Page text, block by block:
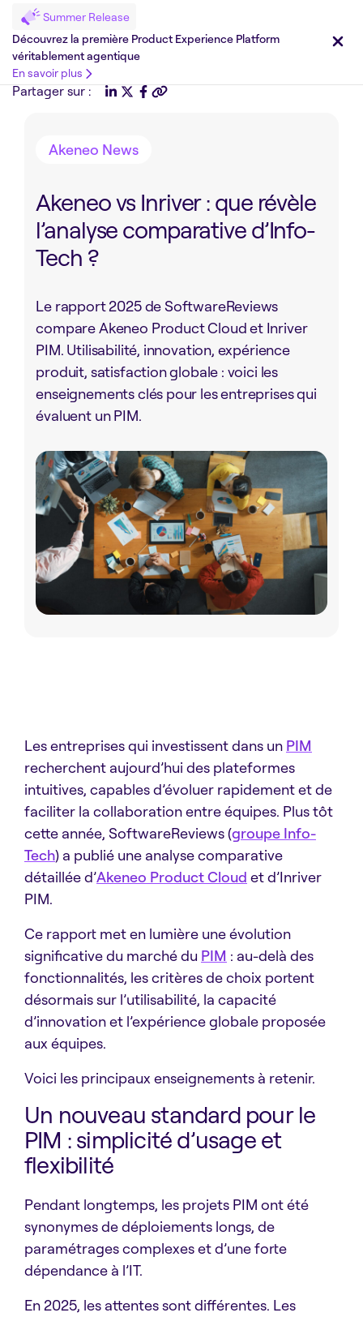
Summer Release
Découvrez la première Product Experience Platform
véritablement agentique
En savoir plus
Partager sur :
Akeneo News
Akeneo vs Inriver : que révèle
l’analyse comparative d’Info-
Tech ?
Le rapport 2025 de SoftwareReviews
compare Akeneo Product Cloud et Inriver
PIM. Utilisabilité, innovation, expérience
produit, satisfaction globale : voici les
enseignements clés pour les entreprises qui
évaluent un PIM.
Les entreprises qui investissent dans un PIM
recherchent aujourd’hui des plateformes
intuitives, capables d’évoluer rapidement et de
faciliter la collaboration entre équipes. Plus tôt
cette année, SoftwareReviews (groupe Info-
Tech) a publié une analyse comparative
détaillée d’Akeneo Product Cloud et d’Inriver
PIM.
Ce rapport met en lumière une évolution
significative du marché du PIM : au-delà des
fonctionnalités, les critères de choix portent
désormais sur l’utilisabilité, la capacité
d’innovation et l’expérience globale proposée
aux équipes.
Voici les principaux enseignements à retenir.
Un nouveau standard pour le
PIM : simplicité d’usage et
flexibilité
Pendant longtemps, les projets PIM ont été
synonymes de déploiements longs, de
paramétrages complexes et d’une forte
dépendance à l’IT.
En 2025, les attentes sont différentes. Les